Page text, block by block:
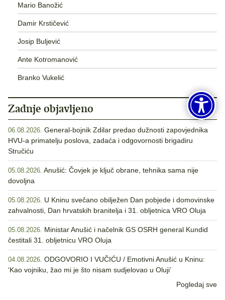
Mario Banožić
Damir Krstičević
Josip Buljević
Ante Kotromanović
Branko Vukelić
Zadnje objavljeno
06.08.2026. General-bojnik Zdilar predao dužnosti zapovjednika
HVU-a primatelju poslova, zadaća i odgovornosti brigadiru
Stručiću
05.08.2026. Anušić: Čovjek je ključ obrane, tehnika sama nije
dovoljna
05.08.2026. U Kninu svečano obilježen Dan pobjede i domovinske
zahvalnosti, Dan hrvatskih branitelja i 31. obljetnica VRO Oluja
05.08.2026. Ministar Anušić i načelnik GS OSRH general Kundid
čestitali 31. obljetnicu VRO Oluja
04.08.2026. ODGOVORIO I VUČIĆU / Emotivni Anušić u Kninu:
‘Kao vojniku, žao mi je što nisam sudjelovao u Oluji’
Pogledaj sve